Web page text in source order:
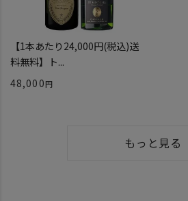
【1本あたり24,000円(税込)送
料無料】ト...
48,000
もっと見る